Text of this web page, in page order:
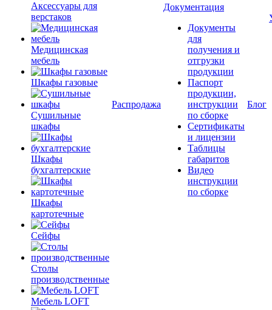
Аксессуары для
верстаков
Медицинская
мебель
Шкафы газовые
Сушильные
шкафы
Шкафы
бухгалтерские
Шкафы
картотечные
Сейфы
Столы
производственные
Мебель LOFT
Распродажа
Документация
Документы
для
получения и
отгрузки
продукции
Паспорт
продукции,
инструкции
по сборке
Сертификаты
и лицензии
Таблицы
габаритов
Видео
инструкции
по сборке
Блог